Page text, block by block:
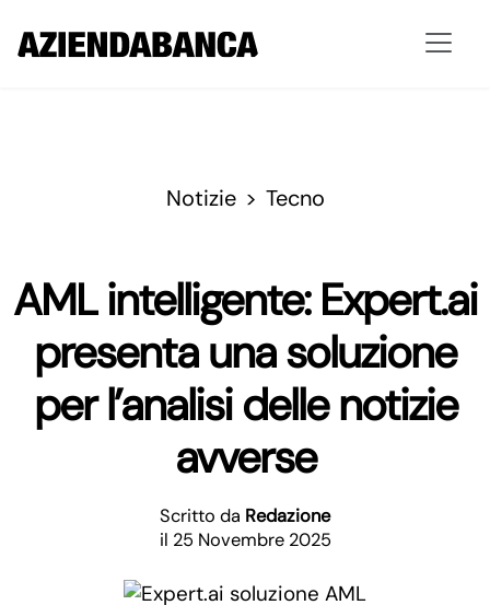
Notizie Tecno
AML intelligente: Expert.ai
presenta una soluzione
per l’analisi delle notizie
avverse
Scritto da Redazione
il 25 Novembre 2025